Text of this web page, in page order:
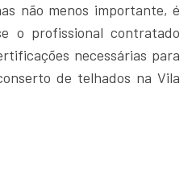
não menos importante, é
o profissional contratado
necessárias para
de telhados na Vila